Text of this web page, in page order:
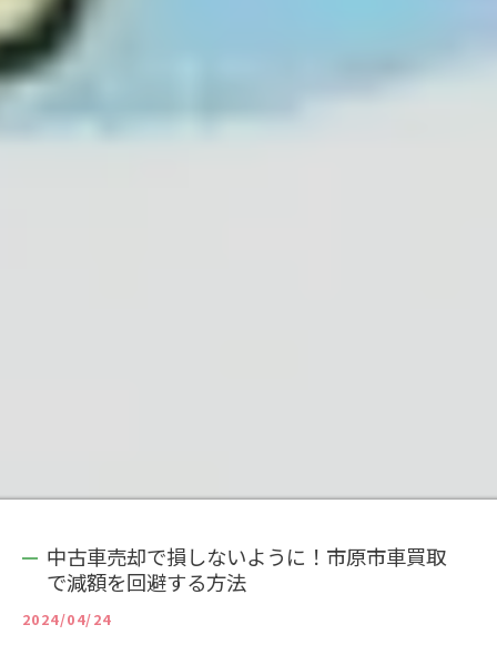
中古車売却で損しないように！市原市車買取
で減額を回避する方法
2024/04/24